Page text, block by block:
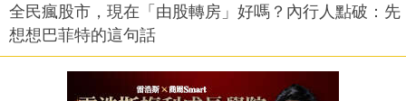
全民瘋股市，現在「由股轉房」好嗎？內行人點破：先
想想巴菲特的這句話